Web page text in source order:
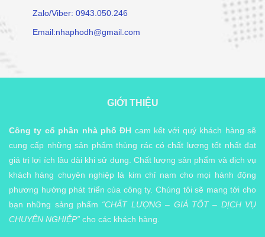
Zalo/Viber: 0943.050.246
Email:nhaphodh@gmail.com
GIỚI THIỆU
Công ty cổ phần nhà phố ĐH cam kết với quý khách hàng sẽ
cung cấp những sản phẩm thùng rác có chất lượng tốt nhất đạt
giá trị lợi ích lâu dài khi sử dụng. Chất lượng sản phẩm và dịch vụ
khách hàng chuyên nghiệp là kim chỉ nam cho mọi hành động
phương hướng phát triển của công ty. Chúng tôi sẽ mang tới cho
bạn những sảng phẩm “CHẤT LƯỢNG – GIÁ TỐT – DỊCH VỤ
CHUYÊN NGHIỆP” cho các khách hàng.